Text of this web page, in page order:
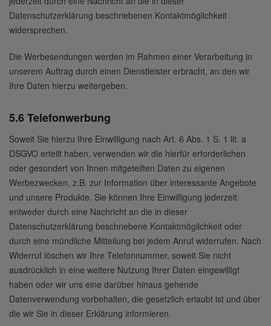
Datenschutzerklärung beschriebenen Kontaktmöglichkeit
widersprechen.
Die Werbesendungen werden im Rahmen einer Verarbeitung in
unserem Auftrag durch einen Dienstleister erbracht, an den wir
Ihre Daten hierzu weitergeben.
5.6 Telefonwerbung
Soweit Sie hierzu Ihre Einwilligung nach Art. 6 Abs. 1 S. 1 lit. a
DSGVO erteilt haben, verwenden wir die hierfür erforderlichen
oder gesondert von Ihnen mitgeteilten Daten zu eigenen
Werbezwecken, z.B. zur Information über interessante Angebote
und unsere Produkte. Sie können Ihre Einwilligung jederzeit
entweder durch eine Nachricht an die in dieser
Datenschutzerklärung beschriebene Kontaktmöglichkeit oder
durch eine mündliche Mitteilung bei jedem Anruf widerrufen. Nach
Widerruf löschen wir Ihre Telefonnummer, soweit Sie nicht
ausdrücklich in eine weitere Nutzung Ihrer Daten eingewilligt
haben oder wir uns eine darüber hinaus gehende
Datenverwendung vorbehalten, die gesetzlich erlaubt ist und über
die wir Sie in dieser Erklärung informieren.